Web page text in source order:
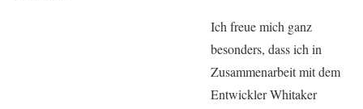
Ich freue mich ganz
besonders, dass ich in
Zusammenarbeit mit dem
Entwickler Whitaker